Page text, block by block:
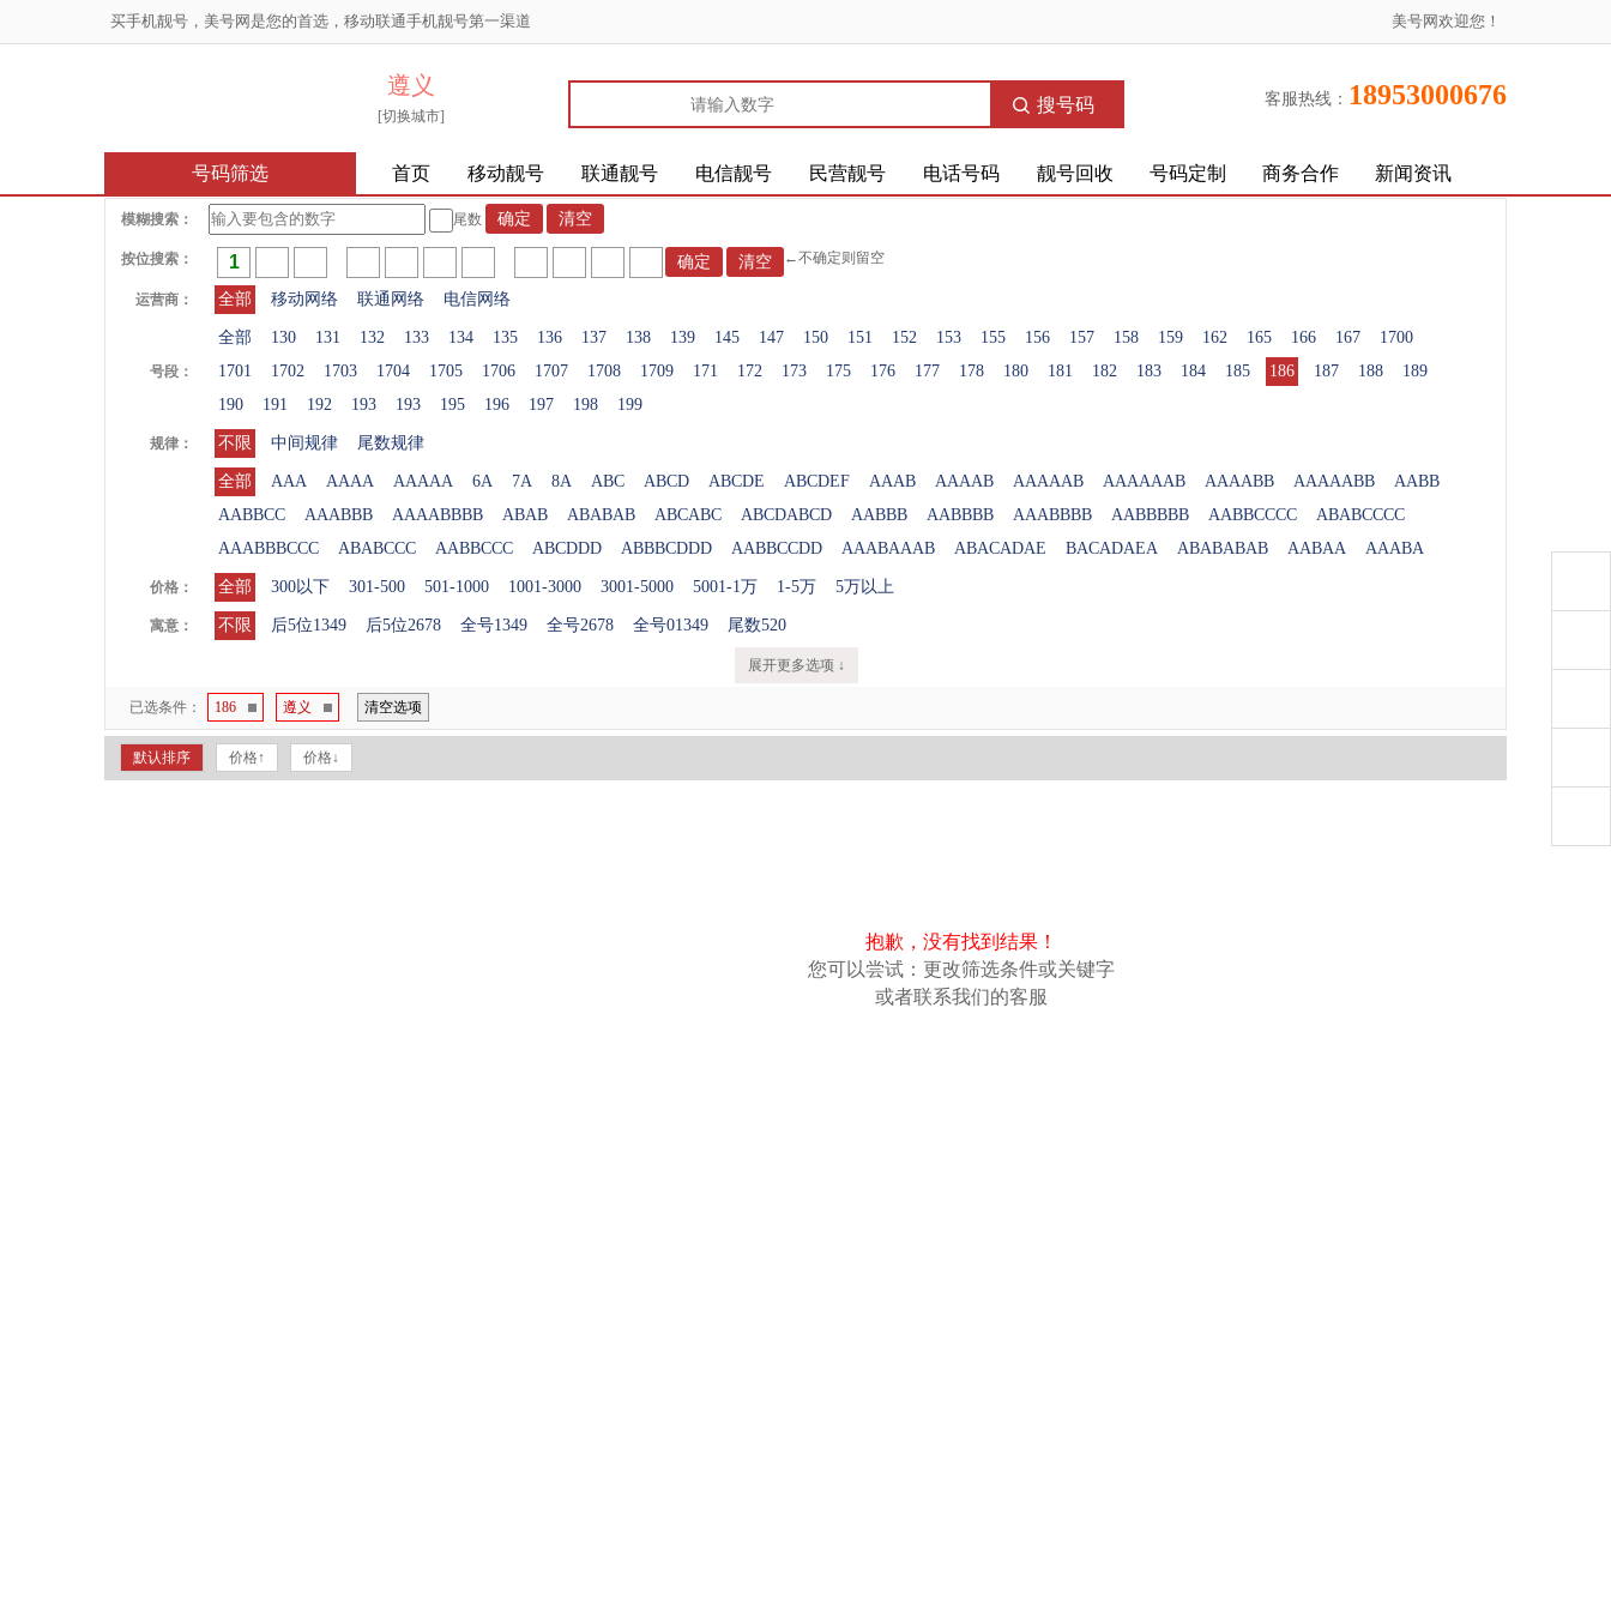
美号网欢迎您！
买手机靓号，美号网是您的首选，移动联通手机靓号第一渠道
遵义
[切换城市]
搜号码 客服热线： 18953000676
号码筛选 首页 移动靓号 联通靓号 电信靓号 民营靓号 电话号码 靓号回收 号码定制 商务合作 新闻资讯
模糊搜索： 尾数
按位搜索： ←不确定则留空
运营商： 全部 移动网络 联通网络 电信网络
号段：
全部 130 131 132 133 134 135 136 137 138 139 145 147 150 151 152 153 155 156 157 158 159 162 165 166 167
1700
1701
1702 1703 1704 1705 1706 1707 1708 1709 171 172 173 175 176 177 178 180 181 182 183 184 185 186 187 188
189
190
191 192 193 193 195 196 197 198 199
规律： 不限 中间规律 尾数规律
全部 AAA AAAA AAAAA 6A 7A 8A ABC ABCD ABCDE ABCDEF AAAB AAAAB AAAAAB AAAAAAB AAAABB AAAAABB
AABB
AABBCC
AAABBB AAAABBBB ABAB ABABAB ABCABC ABCDABCD AABBB AABBBB AAABBBB AABBBBB AABBCCCC
ABABCCCC
AAABBBCCC
ABABCCC AABBCCC ABCDDD ABBBCDDD AABBCCDD AAABAAAB ABACADAE BACADAEA ABABABAB AABAA AAABA
价格： 全部 300以下 301-500 501-1000 1001-3000 3001-5000 5001-1万 1-5万 5万以上
寓意： 不限 后5位1349 后5位2678 全号1349 全号2678 全号01349 尾数520
展开更多选项 ↓
已选条件： 186 遵义 清空选项
默认排序 价格↑ 价格↓
抱歉，没有找到结果！
您可以尝试：更改筛选条件或关键字
或者联系我们的客服